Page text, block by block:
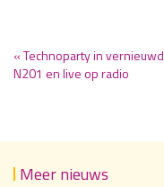
« Technoparty in vernieuwd
N201 en live op radio
Meer nieuws